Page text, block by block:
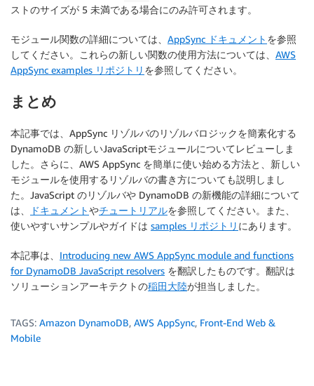
ストのサイズが 5 未満である場合にのみ許可されます。
モジュール関数の詳細については、 AppSync ドキュメント を参照
してください。これらの新しい関数の使用方法については、 AWS
AppSync examples リポジトリ を参照してください。
まとめ
本記事では、AppSync リゾルバのリゾルバロジックを簡素化する
DynamoDB の新しいJavaScriptモジュールについてレビューしま
した。さらに、AWS AppSync を簡単に使い始める方法と、新しい
モジュールを使用するリゾルバの書き方についても説明しまし
た。JavaScript のリゾルバや DynamoDB の新機能の詳細について
は、
ドキュメントやチュートリアルを参照してください。また、
使いやすいサンプルやガイドは samples リポジトリ にあります。
本記事は、 Introducing new AWS AppSync module and functions
for DynamoDB JavaScript resolvers を翻訳したものです。翻訳は
ソリューションアーキテクトの稲田大陸が担当しました。
TAGS: Amazon DynamoDB, AWS AppSync, Front-End Web &
Mobile